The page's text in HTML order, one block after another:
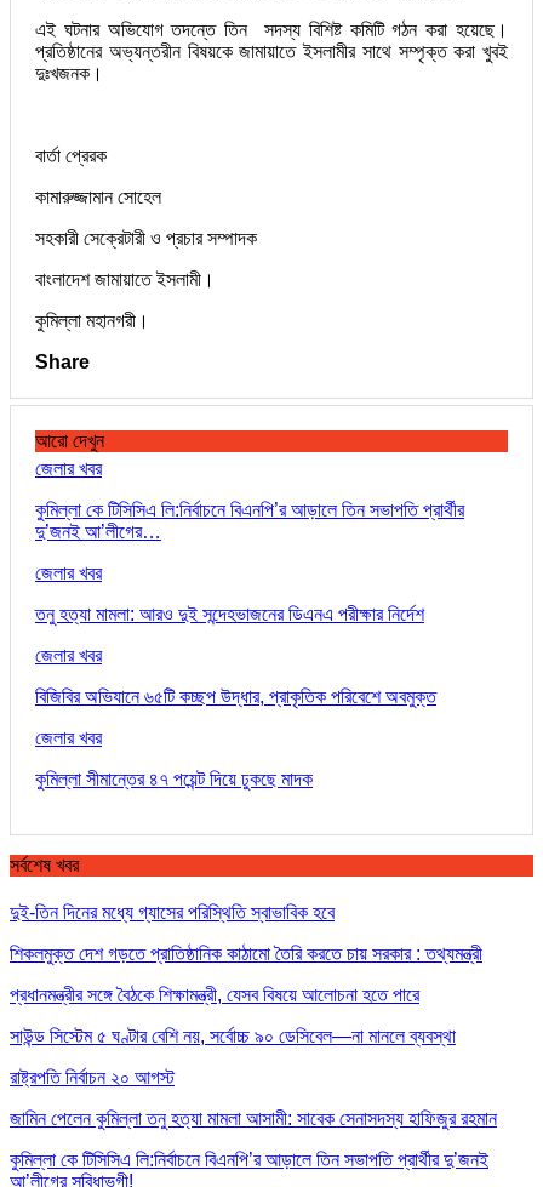
এই ঘটনার অভিযোগ তদন্তে তিন সদস্য বিশিষ্ট কমিটি গঠন করা হয়েছে।
প্রতিষ্ঠানের অভ্যন্তরীন বিষয়কে জামায়াতে ইসলামীর সাথে সম্পৃক্ত করা খুবই
দুঃখজনক।
বার্তা প্রেরক
কামারুজ্জামান সোহেল
সহকারী সেক্রেটারী ও প্রচার সম্পাদক
বাংলাদেশ জামায়াতে ইসলামী।
কুমিল্লা মহানগরী।
Share
আরো দেখুন
জেলার খবর
কুমিল্লা কে টিসিসিএ লি:নির্বাচনে বিএনপি’র আড়ালে তিন সভাপতি প্রার্থীর
দু’জনই আ’লীগের…
জেলার খবর
তনু হত্যা মামলা: আরও দুই সন্দেহভাজনের ডিএনএ পরীক্ষার নির্দেশ
জেলার খবর
বিজিবির অভিযানে ৬৫টি কচ্ছপ উদ্ধার, প্রাকৃতিক পরিবেশে অবমুক্ত
জেলার খবর
কুমিল্লা সীমান্তের ৪৭ পয়েন্ট দিয়ে ঢুকছে মাদক
সর্বশেষ খবর
দুই-তিন দিনের মধ্যে গ্যাসের পরিস্থিতি স্বাভাবিক হবে
শিকলমুক্ত দেশ গড়তে প্রাতিষ্ঠানিক কাঠামো তৈরি করতে চায় সরকার : তথ্যমন্ত্রী
প্রধানমন্ত্রীর সঙ্গে বৈঠকে শিক্ষামন্ত্রী, যেসব বিষয়ে আলোচনা হতে পারে
সাউন্ড সিস্টেম ৫ ঘণ্টার বেশি নয়, সর্বোচ্চ ৯০ ডেসিবেল—না মানলে ব্যবস্থা
রাষ্ট্রপতি নির্বাচন ২০ আগস্ট
জামিন পেলেন কুমিল্লা তনু হত্যা মামলা আসামী: সাবেক সেনাসদস্য হাফিজুর রহমান
কুমিল্লা কে টিসিসিএ লি:নির্বাচনে বিএনপি’র আড়ালে তিন সভাপতি প্রার্থীর দু’জনই
আ’লীগের সুবিধাভূগী!